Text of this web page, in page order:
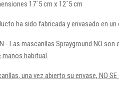
17´5 cm x 12´5 cm
ha sido fabricada y envasado en
- Las mascarillas Sprayground NO
manos habitual.
una vez abierto su envase, NO SE